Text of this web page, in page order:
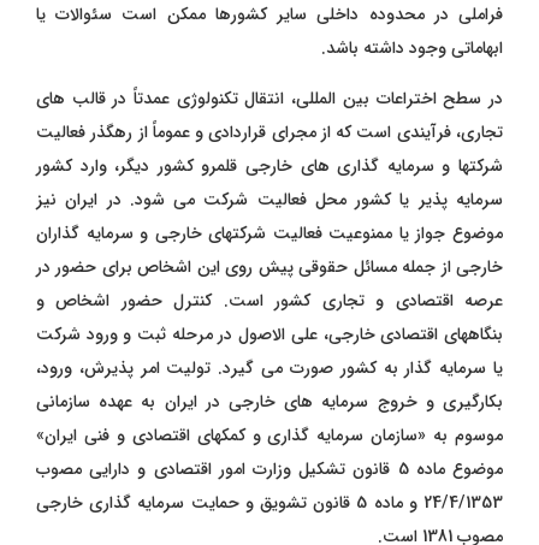
فراملی در محدوده داخلی سایر کشورها ممکن است سئوالات یا
ابهاماتی وجود داشته باشد.
در سطح اختراعات بین المللی، انتقال تکنولوژی عمدتاً در قالب های
تجاری، فرآیندی است که از مجرای قراردادی و عموماً از رهگذر فعالیت
شرکتها و سرمایه گذاری های خارجی قلمرو کشور دیگر، وارد کشور
سرمایه پذیر یا کشور محل فعالیت شرکت می شود. در ایران نیز
موضوع جواز یا ممنوعیت فعالیت شرکتهای خارجی و سرمایه گذاران
خارجی از جمله مسائل حقوقی پیش روی این اشخاص برای حضور در
عرصه اقتصادی و تجاری کشور است. کنترل حضور اشخاص و
بنگاههای اقتصادی خارجی، علی الاصول در مرحله ثبت و ورود شرکت
یا سرمایه گذار به کشور صورت می گیرد. تولیت امر پذیرش، ورود،
بکارگیری و خروج سرمایه های خارجی در ایران به عهده سازمانی
موسوم به «سازمان سرمایه گذاری و کمکهای اقتصادی و فنی ایران»
موضوع ماده 5 قانون تشکیل وزارت امور اقتصادی و دارایی مصوب
24/4/1353 و ماده 5 قانون تشویق و حمایت سرمایه گذاری خارجی
مصوب 1381 است.